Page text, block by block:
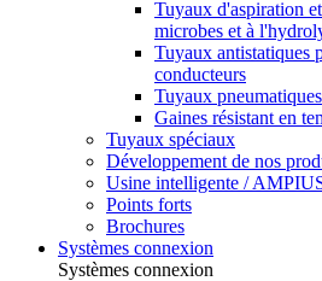
Tuyaux d'aspiration
microbes et à
Tuyaux antistatiques
conducteurs
Tuyaux pneumatiques
Gaines résistant en
Tuyaux spéciaux
Développement de nos
Usine intelligente /
Points forts
Brochures
Systèmes connexion
Systèmes connexion